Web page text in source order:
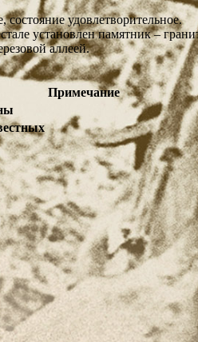
удовлетворительное.
установлен памятник –
аллеей.
Примечание